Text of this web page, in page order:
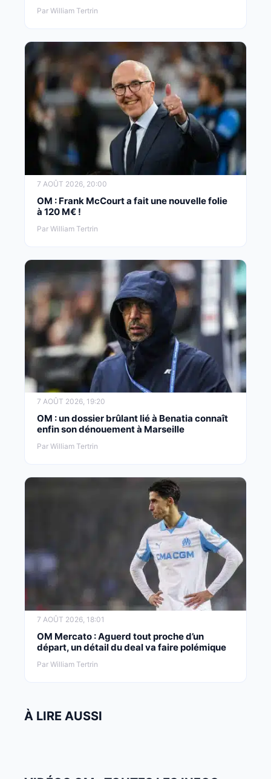
Par William Tertrin
7 AOÛT 2026, 20:00
OM : Frank McCourt a fait une nouvelle folie
à 120 M€ !
Par William Tertrin
7 AOÛT 2026, 19:20
OM : un dossier brûlant lié à Benatia connaît
enfin son dénouement à Marseille
Par William Tertrin
7 AOÛT 2026, 18:01
OM Mercato : Aguerd tout proche d’un
départ, un détail du deal va faire polémique
Par William Tertrin
À LIRE AUSSI